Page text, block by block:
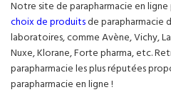
Notre site de parapharmacie en
choix de produitsde parapharmacie
laboratoires, comme Avène, Vichy,
Nuxe, Klorane, Forte pharma, etc.
parapharmacie les plus réputées
parapharmacie en ligne !